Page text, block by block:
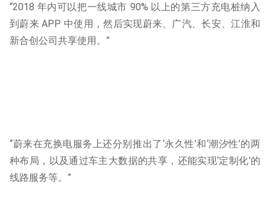
“2018 年内可以把一线城市 90% 以上的第三方充电桩纳入
到蔚来 APP 中使用，然后实现蔚来、广汽、长安、江淮和
新合创公司共享使用。”
“蔚来在充换电服务上还分别推出了‘永久性’和‘潮汐性’的两
种布局，以及通过车主大数据的共享，还能实现‘定制化’的
线路服务等。”